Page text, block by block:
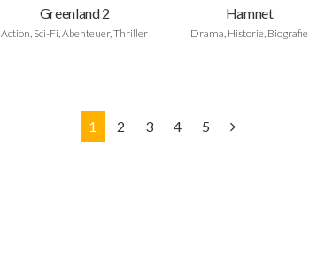
Greenland 2
Action, Sci-Fi, Abenteuer, Thriller
Hamnet
Drama, Historie, Biografie
1 2 3 4 5